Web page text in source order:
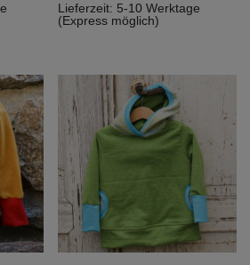
Lieferzeit: 5-10 Werktage
(Express möglich)